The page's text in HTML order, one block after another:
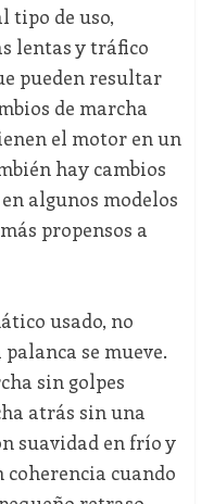
tipo de uso,
lentas y tráfico
pueden resultar
de marcha
el motor en un
hay cambios
algunos modelos
propensos a
usado, no
se mueve.
sin golpes
atrás sin una
suavidad en frío y
coherencia cuando